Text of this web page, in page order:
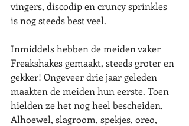
vingers, discodip en cruncy sprinkles
is nog steeds best veel.
Inmiddels hebben de meiden vaker
Freakshakes gemaakt, steeds groter en
gekker! Ongeveer drie jaar geleden
maakten de meiden hun eerste. Toen
hielden ze het nog heel bescheiden.
Alhoewel, slagroom, spekjes, oreo,